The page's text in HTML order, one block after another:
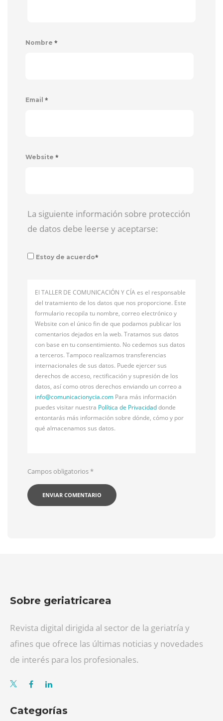
Nombre *
Email *
Website *
La siguiente información sobre protección
de datos debe leerse y aceptarse:
Estoy de acuerdo*
El TALLER DE COMUNICACIÓN Y CÍA es el responsable
del tratamiento de los datos que nos proporcione. Este
formulario recopila tu nombre, correo electrónico y
Website con el único fin de que podamos publicar los
comentarios dejados en la web. Tratamos sus datos
con base en tu consentimiento. No cedemos sus datos
a terceros. Tampoco realizamos transferencias
internacionales de sus datos. Puede ejercer sus
derechos de acceso, rectificación y supresión de los
datos, así como otros derechos enviando un correo a
info@comunicacionycia.com Para más información
puedes visitar nuestra Política de Privacidaddonde
entontarás más información sobre dónde, cómo y por
qué almacenamos sus datos.
Campos obligatorios*
Sobre geriatricarea
Revista digital dirigida al sector de la geriatría y
afines que ofrece las últimas noticias y novedades
de interés para los profesionales.
Categorías